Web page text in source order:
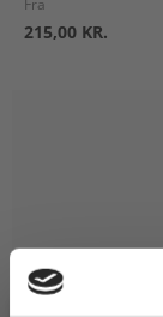
Fra
215,00 KR.